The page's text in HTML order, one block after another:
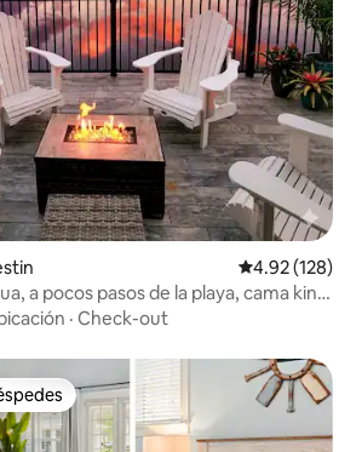
Calificación
4.92 (128)
a pocos pasos de la playa, cama king
· Check-out